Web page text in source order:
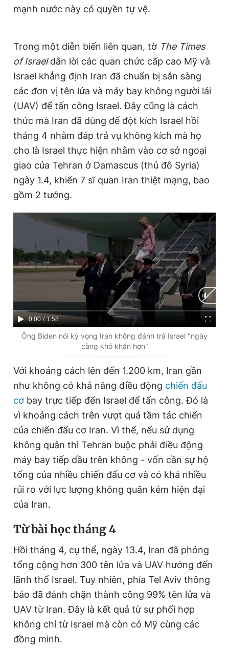
mạnh nước này có quyền tự vệ.
Trong một diễn biến liên quan, tờ The Times
of Israeldẫn lời các quan chức cấp cao Mỹ và
Israel khẳng định Iran đã chuẩn bị sẵn sàng
các đơn vị tên lửa và máy bay không người lái
(UAV) để tấn công Israel. Đây cũng là cách
thức mà Iran đã dùng để đột kích Israel hồi
tháng 4 nhằm đáp trả vụ không kích mà họ
cho là Israel thực hiện nhằm vào cơ sở ngoại
giao của Tehran ở Damascus (thủ đô Syria)
ngày 1.4, khiến 7 sĩ quan Iran thiệt mạng, bao
gồm 2 tướng.
C
u
t
m
e
0:00 / D
u
a
t
n
1:58
Ông Biden nói kỳ vọng Iran không đánh trả Israel "ngày
càng khó khăn hơn"
Với khoảng cách lên đến 1.200 km, Iran gần
như không có khả năng điều động chiến đấu
cơ bay trực tiếp đến Israel để tấn công. Đó là
vì khoảng cách trên vượt quá tầm tác chiến
của chiến đấu cơ Iran. Vì thế, nếu sử dụng
không quân thì Tehran buộc phải điều động
máy bay tiếp dầu trên không - vốn cần sự hộ
tống của nhiều chiến đấu cơ và có khá nhiều
rủi ro với lực lượng không quân kém hiện đại
của Iran.
Từ bài học tháng 4
Hồi tháng 4, cụ thể, ngày 13.4, Iran đã phóng
tổng cộng hơn 300 tên lửa và UAV hướng đến
lãnh thổ Israel. Tuy nhiên, phía Tel Aviv thông
báo đã đánh chặn thành công 99% tên lửa và
UAV từ Iran. Đây là kết quả từ sự phối hợp
không chỉ từ Israel mà còn có Mỹ cùng các
đồng minh.